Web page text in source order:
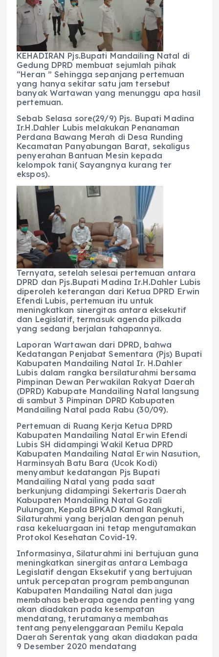
b
o
o
k
A
p
p
r
a
m
n
g
er
KEHADIRAN Pjs.Bupati Mandailing Natal di
Gedung DPRD membuat sejumlah pihak
“Heran ” Sehingga sepanjang pertemuan
yang hanya sekitar satu jam tersebut
banyak Wartawan yang menunggu apa hasil
pertemuan.
Sebab Selasa sore(29/9) Pjs. Bupati Madina
Ir.H.Dahler Lubis melakukan Penanaman
Perdana Bawang Merah di Desa Runding
Kecamatan Panyabungan Barat, sekaligus
penyerahan Bantuan Mesin kepada
kelompok tani( Sayangnya kurang ter
ekspos).
Ternyata, setelah selesai pertemuan antara
DPRD dan Pjs.Bupati Madina Ir.H.Dahler Lubis
diperoleh keterangan dari Ketua DPRD Erwin
Efendi Lubis, pertemuan itu untuk
meningkatkan sinergitas antara eksekutif
dan Legislatif, termasuk agenda pilkada
yang sedang berjalan tahapannya.
Laporan Wartawan dari DPRD, bahwa
Kedatangan Penjabat Sementara (Pjs) Bupati
Kabupaten Mandailing Natal Ir. H.Dahler
Lubis dalam rangka bersilaturahmi bersama
Pimpinan Dewan Perwakilan Rakyat Daerah
(DPRD) Kabupate Mandailing Natal langsung
di sambut 3 Pimpinan DPRD Kabupaten
Mandailing Natal pada Rabu (30/09).
Pertemuan di Ruang Kerja Ketua DPRD
Kabupaten Mandailing Natal Erwin Efendi
Lubis SH didampingi Wakil Ketua DPRD
Kabupaten Mandailing Natal Erwin Nasution,
Harminsyah Batu Bara (Ucok Kodi)
menyambut kedatangan Pjs Bupati
Mandailing Natal yang pada saat
berkunjung didampingi Sekertaris Daerah
Kabupaten Mandailing Natal Gozali
Pulungan, Kepala BPKAD Kamal Rangkuti,
Silaturahmi yang berjalan dengan penuh
rasa kekeluargaan ini tetap mengutamakan
Protokol Kesehatan Covid-19.
Informasinya, Silaturahmi ini bertujuan guna
meningkatkan sinergitas antara Lembaga
Legislatif dengan Eksekutif yang bertujuan
untuk percepatan program pembangunan
Kabupaten Mandailing Natal dan juga
membahas beberapa agenda penting yang
akan diadakan pada kesempatan
mendatang, terutamanya membahas
tentang penyelenggaraan Pemilu Kepala
Daerah Serentak yang akan diadakan pada
9 Desember 2020 mendatang